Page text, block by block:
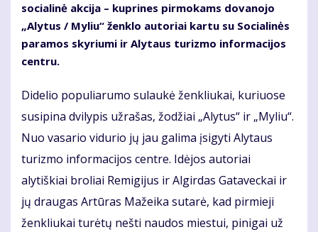
socialinė akcija – kuprines pirmokams dovanojo
„Alytus / Myliu“ ženklo autoriai kartu su Socialinės
paramos skyriumi ir Alytaus turizmo informacijos
centru.
Didelio populiarumo sulaukė ženkliukai, kuriuose
susipina dvilypis užrašas, žodžiai „Alytus“ ir „Myliu“.
Nuo vasario vidurio jų jau galima įsigyti Alytaus
turizmo informacijos centre. Idėjos autoriai
alytiškiai broliai Remigijus ir Algirdas Gataveckai ir
jų draugas Artūras Mažeika sutarė, kad pirmieji
ženkliukai turėtų nešti naudos miestui, pinigai už